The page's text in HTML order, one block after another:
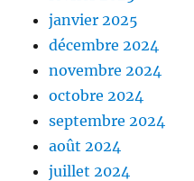
janvier 2025
décembre 2024
novembre 2024
octobre 2024
septembre 2024
août 2024
juillet 2024